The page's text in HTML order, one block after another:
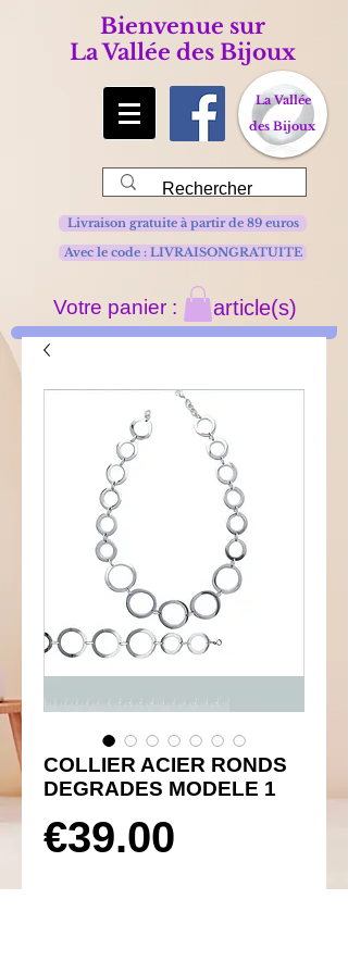
Bienvenue sur
La Vallée des Bijoux
La Vallée
des Bijoux
Avec le code : LIVRAISONGRATUITE
Livraison gratuite à partir de 89 euros
Votre panier : article(s)
COLLIER ACIER RONDS
DEGRADES MODELE 1
€39.00